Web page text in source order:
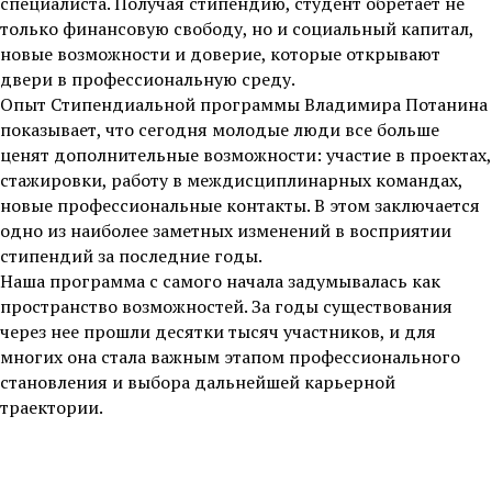
только финансовую свободу, но и социальный капитал,
новые возможности и доверие, которые открывают
двери в профессиональную среду.
Опыт Стипендиальной программы Владимира Потанина
показывает, что сегодня молодые люди все больше
ценят дополнительные возможности: участие в проектах,
стажировки, работу в междисциплинарных командах,
новые профессиональные контакты. В этом заключается
одно из наиболее заметных изменений в восприятии
стипендий за последние годы.
Наша программа с самого начала задумывалась как
пространство возможностей. За годы существования
через нее прошли десятки тысяч участников, и для
многих она стала важным этапом профессионального
становления и выбора дальнейшей карьерной
траектории.